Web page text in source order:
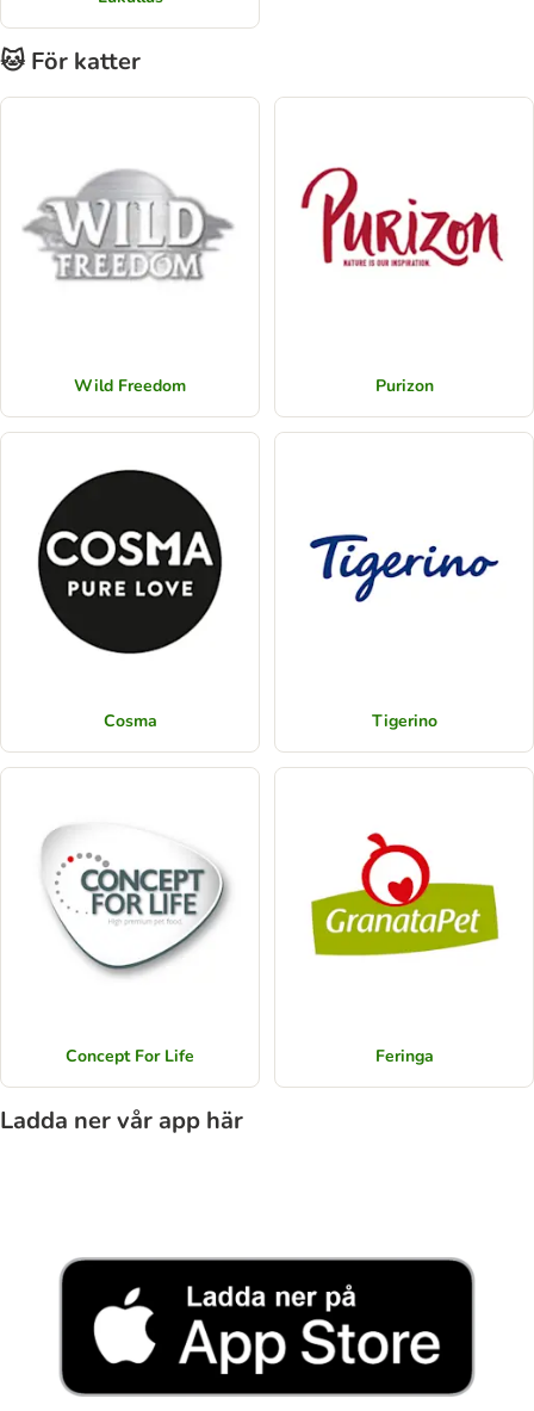
🐱 För katter
Wild Freedom Purizon
Cosma Tigerino
Concept For Life Feringa
Ladda ner vår app här